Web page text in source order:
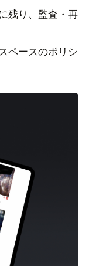
残り、監査・再
ペースのポリシ